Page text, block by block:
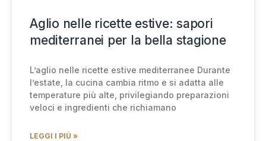
Aglio nelle ricette estive: sapori
mediterranei per la bella stagione
L’aglio nelle ricette estive mediterranee Durante
l’estate, la cucina cambia ritmo e si adatta alle
temperature più alte, privilegiando preparazioni
veloci e ingredienti che richiamano
LEGGI I PIÙ »